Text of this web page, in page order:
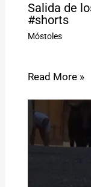
Salida de
#shorts
Móstoles
Read More »